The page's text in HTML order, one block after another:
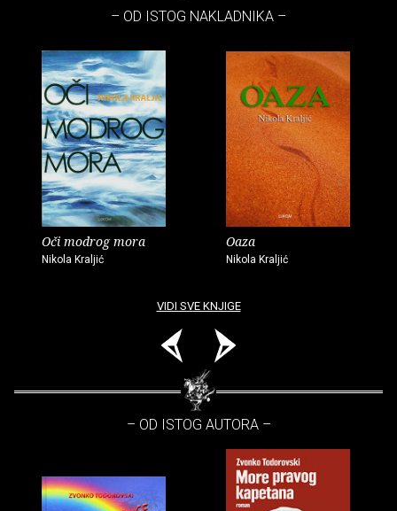
– OD ISTOG NAKLADNIKA –
Oči modrog mora
Nikola Kraljić
Oaza
Nikola Kraljić
VIDI SVE KNJIGE
– OD ISTOG AUTORA –